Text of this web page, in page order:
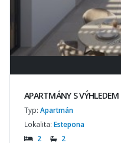
APARTMÁNY S
Typ: Apartmán
Lokalita: Estepona
2
2